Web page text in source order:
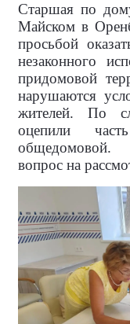
Старшая по
Майском в
просьбой
незаконного
придомовой
нарушаются
жителей. По
оцепили
общедомовой.
вопрос на